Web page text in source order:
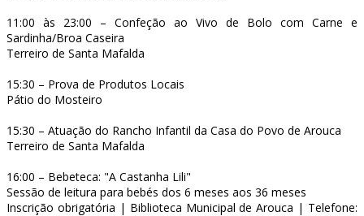
11:00 às 23:00 – Confeção ao Vivo de Bolo com Carne e
Sardinha/Broa Caseira
Terreiro de Santa Mafalda
15:30 – Prova de Produtos Locais
Pátio do Mosteiro
15:30 – Atuação do Rancho Infantil da Casa do Povo de Arouca
Terreiro de Santa Mafalda
16:00 – Bebeteca: "A Castanha Lili"
Sessão de leitura para bebés dos 6 meses aos 36 meses
Inscrição obrigatória | Biblioteca Municipal de Arouca | Telefone: